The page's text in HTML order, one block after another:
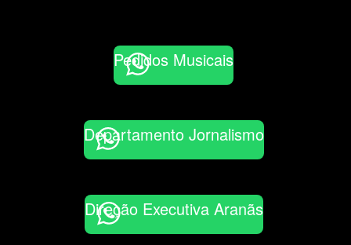
Pedidos Musicais
Departamento Jornalismo
Direção Executiva Aranãs